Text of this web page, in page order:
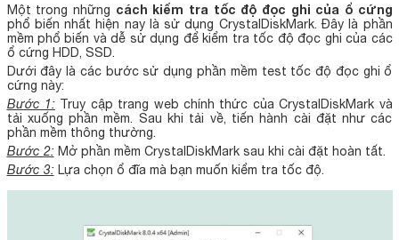
Một trong những cách kiểm tra tốc độ đọc ghi của ổ cứng
phổ biến nhất hiện nay là sử dụng CrystalDiskMark. Đây là phần
mềm phổ biến và dễ sử dụng để kiểm tra tốc độ đọc ghi của các
ổ cứng HDD, SSD.
Dưới đây là các bước sử dụng phần mềm test tốc độ đọc ghi ổ
cứng này:
Bước 1:Truy cập trang web chính thức của CrystalDiskMark và
tải xuống phần mềm. Sau khi tải về, tiến hành cài đặt như các
phần mềm thông thường.
Bước 2:Mở phần mềm CrystalDiskMark sau khi cài đặt hoàn tất.
Bước 3:Lựa chọn ổ đĩa mà bạn muốn kiểm tra tốc độ.